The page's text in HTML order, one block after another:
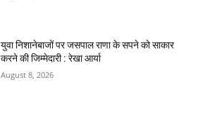
युवा निशानेबाजों पर जसपाल राणा के सपने को साकार
करने की जिम्मेदारी : रेखा आर्या
August 8, 2026